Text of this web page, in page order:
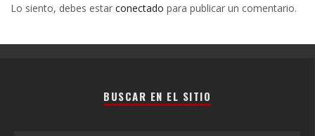
Lo siento, debes estar conectado para publicar un comentario.
BUSCAR EN EL SITIO